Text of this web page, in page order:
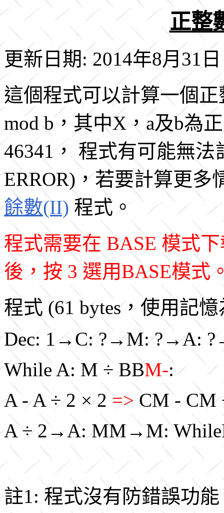
正整
更新日期: 2014年8月31日
這個程式可以計算一個
mod b，其中X，a及b為
46341， 程式有可能無
ERROR)，若要計算更
餘數(II) 程式。
程式需要在 BASE 模式
後，按 3 選用BASE模式
程式 (61 bytes，使用記
Dec: 1→C: ?→M: ?→A:
While A: M ÷ BBM-:
A - A ÷ 2 × 2 => CM - CM
A ÷ 2→A: MM→M:
註1: 程式沒有防錯誤功